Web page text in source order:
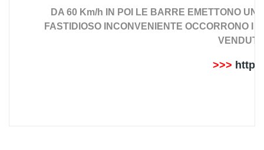
DA 60 Km/h IN POI
LE BARRE EMETTONO UN
FASTIDIOSO INCONVENIENTE OCCORRONO I
VENDUTI
>>>